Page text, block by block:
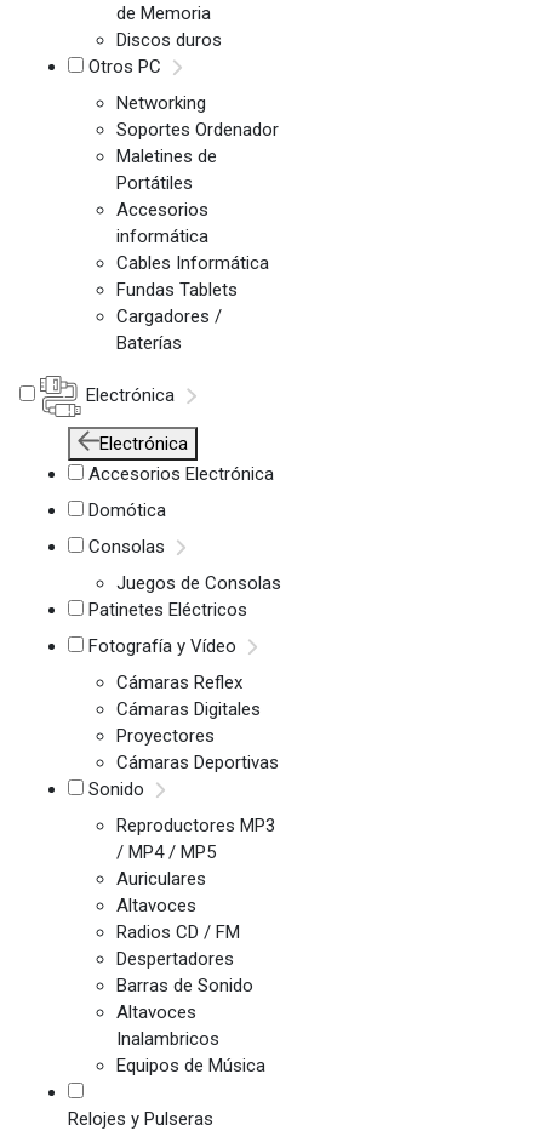
de Memoria
Discos duros
Otros PC
Networking
Soportes Ordenador
Maletines de
Portátiles
Accesorios
informática
Cables Informática
Fundas Tablets
Cargadores /
Baterías
Electrónica
Electrónica
Accesorios Electrónica
Domótica
Consolas
Juegos de Consolas
Patinetes Eléctricos
Fotografía y Vídeo
Cámaras Reflex
Cámaras Digitales
Proyectores
Cámaras Deportivas
Sonido
Reproductores MP3
/ MP4 / MP5
Auriculares
Altavoces
Radios CD / FM
Despertadores
Barras de Sonido
Altavoces
Inalambricos
Equipos de Música
Relojes y Pulseras